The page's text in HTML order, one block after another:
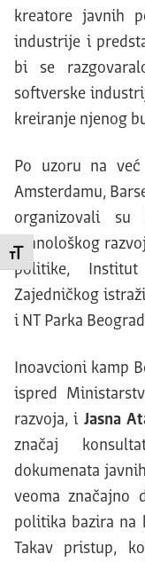
Promeni veličinu slova
kreatore javnih
industrije i
bi se
softverske
kreiranje njenog
Po uzoru na
Amsterdamu,
organizovali su
tehnološkog
politike,
Zajedničkog
i NT Parka
Inoavcioni kamp
ispred
razvoja, i Jasna
značaj
dokumenata
veoma značajno
politika bazira na
Takav pristup,